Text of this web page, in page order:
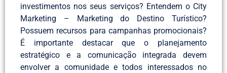
investimentos nos seus serviços? Entendem o City
Marketing – Marketing do Destino Turístico?
Possuem recursos para campanhas promocionais?
É importante destacar que o planejamento
estratégico e a comunicação integrada devem
envolver a comunidade e todos interessados no